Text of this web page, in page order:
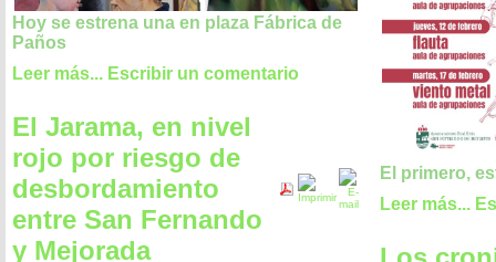
Hoy se estrena una en plaza Fábrica de
Paños
Leer más... Escribir un comentario
El Jarama, en nivel
rojo por riesgo de
desbordamiento
entre San Fernando
y Mejorada
El primero,
Leer más...